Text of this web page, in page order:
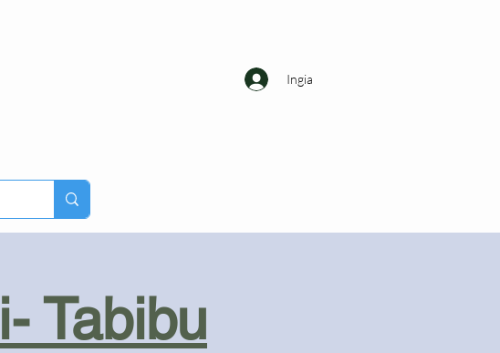
Ingia
Tabibu